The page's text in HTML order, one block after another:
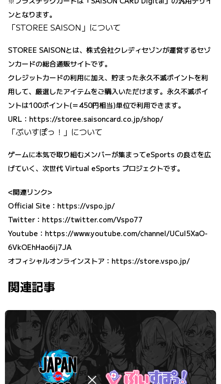
ンとなります。
「STOREE SAISON」について
STOREE SAISONとは、株式会社クレディセゾンが運営するセゾ
ンカードの総合通販サイトです。
クレジットカードの利用に加え、貯まった永久不滅ポイントを利
用して、厳選したアイテムをご購入いただけます。永久不滅ポイ
ントは100ポイント(＝450円相当)単位で利用できます。
URL： https://storee.saisoncard.co.jp/shop/
「ぶいすぽっ！」について
ゲームに本気で取り組むメンバーが集まってeSports の良さを広
げていく、次世代 Virtual eSports プロジェクトです。
<関連リンク>
Official Site： https://vspo.jp/
Twitter： https://twitter.com/Vspo77
Youtube： https://www.youtube.com/channel/UCuI5XaO-
6VkOEhHao6ij7JA
オフィシャルオンラインストア： https://store.vspo.jp/
関連記事